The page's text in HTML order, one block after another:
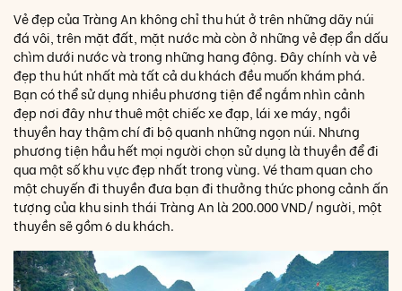
Vẻ đẹp của Tràng An không chỉ thu hút ở trên những dãy núi
đá vôi, trên mặt đất, mặt nước mà còn ở những vẻ đẹp ẩn dấu
chìm dưới nước và trong những hang động. Đây chính và vẻ
đẹp thu hút nhất mà tất cả du khách đều muốn khám phá.
Bạn có thể sử dụng nhiều phương tiện để ngắm nhìn cảnh
đẹp nơi đây như thuê một chiếc xe đạp, lái xe máy, ngồi
thuyền hay thậm chí đi bộ quanh những ngọn núi. Nhưng
phương tiện hầu hết mọi người chọn sử dụng là thuyền để đi
qua một số khu vực đẹp nhất trong vùng. Vé tham quan cho
một chuyến đi thuyền đưa bạn đi thưởng thức phong cảnh ấn
tượng của khu sinh thái Tràng An là 200.000 VND/ người, một
thuyền sẽ gồm 6 du khách.